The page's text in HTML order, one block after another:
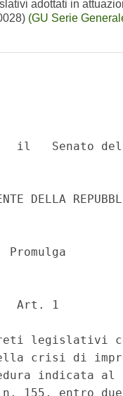
adottati in
(GU Serie